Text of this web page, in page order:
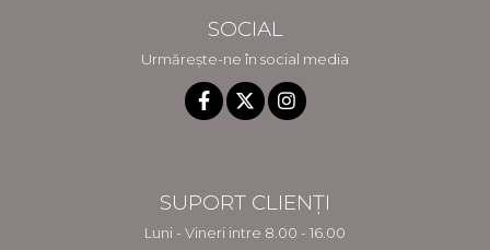
SOCIAL
Urmărește-ne în social media
SUPORT CLIENȚI
Luni - Vineri intre 8.00 - 16.00